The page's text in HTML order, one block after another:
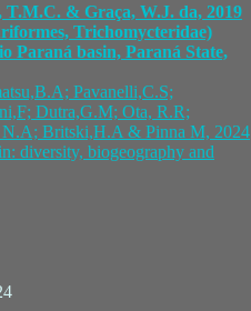
& Graça, W.J. da, 2019
Trichomycteridae)
Paraná basin, Paraná State,
Pavanelli,C.S;
Dutra,G.M; Ota, R.R;
N.A; Britski,H.A & Pinna M, 2024
diversity, biogeography and